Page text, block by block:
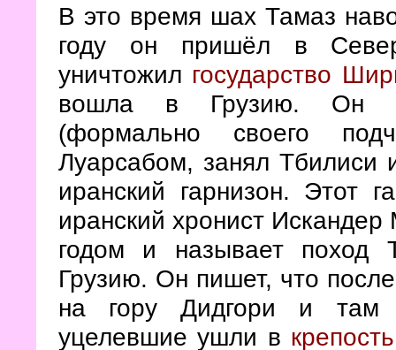
В это время шах Тамаз
году он пришёл в
уничтожил государство
вошла в Грузию. Он
(формально своего
Луарсабом, занял Тбилиси
иранский гарнизон. Этот
иранский хронист
годом и называет поход
Грузию. Он пишет, что
на гору Дидгори и там
уцелевшие ушли в